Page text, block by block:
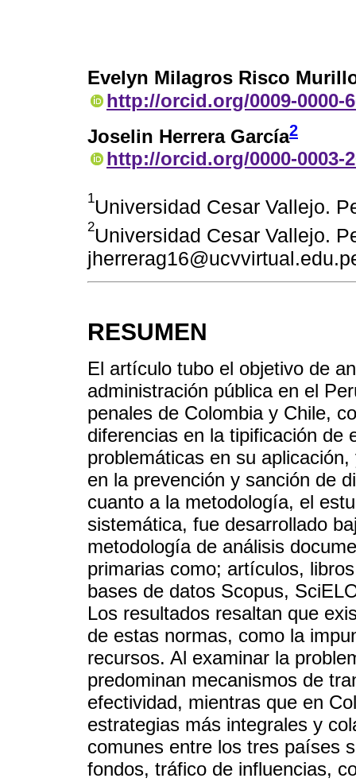
Evelyn Milagros Risco
http://orcid.org/0009-0000-
Joselin Herrera García2
http://orcid.org/0000-0003-
1Universidad Cesar Vallejo.
2Universidad Cesar Vallejo.
RESUMEN
El artículo tubo el objetivo de
administración pública en el
penales de Colombia y Chile,
diferencias en la tipificación de
problemáticas en su
en la prevención y sanción de
cuanto a la metodología, el
sistemática, fue desarrollado
metodología de análisis
primarias como; artículos,
bases de datos Scopus,
Los resultados resaltan que
de estas normas, como la
recursos. Al examinar la
predominan mecanismos de
efectividad, mientras que en
estrategias más integrales y
comunes entre los tres países
fondos, tráfico de influencias,